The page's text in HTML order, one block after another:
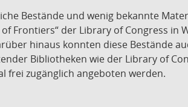
Bestände und wenig bekannte
Frontiers“ der Library of Congress in
hinaus konnten diese Bestände
Bibliotheken wie der Library of
frei zugänglich angeboten werden.